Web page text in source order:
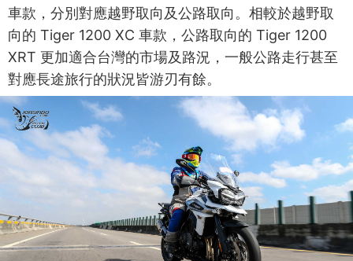
車款，分別對應越野取向及公路取向。相較於越野取
向的 Tiger 1200 XC 車款，公路取向的 Tiger 1200
XRT 更加適合台灣的市場及路況，一般公路走行甚至
對應長途旅行的狀況皆游刃有餘。